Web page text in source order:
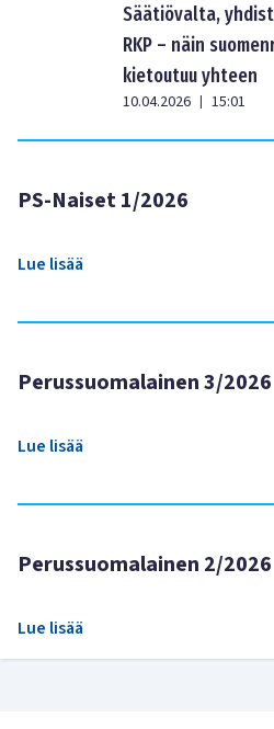
Säätiövalta,
RKP – näin
kietoutuu yhteen
10.04.2026 | 15:01
PS-Naiset 1/2026
Lue lisää
Perussuomalainen 3/2026
Lue lisää
Perussuomalainen 2/2026
Lue lisää